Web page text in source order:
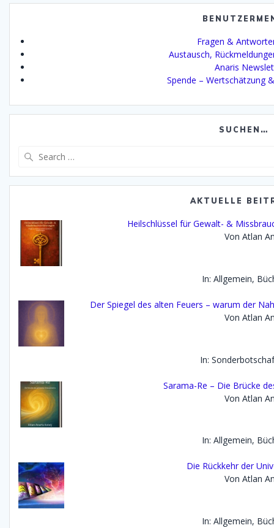
Fragen &
Austausch,
Anaris
Spende – Wertschätzung
SUCHEN…
AKTUELLE
Heilschlüssel für Gewalt- &
Von Atlan
In: Allgemein,
Der Spiegel des alten Feuers – warum der
Von Atlan
In:
Sarama-Re – Die Brücke
Von Atlan
In: Allgemein,
Die Rückkehr der
Von Atlan
In: Allgemein,